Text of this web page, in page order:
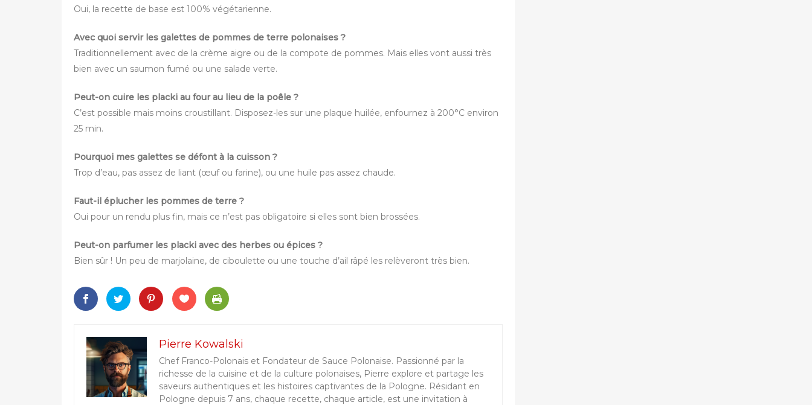
Oui, la recette de base est 100% végétarienne.
Avec quoi servir les galettes de pommes de terre polonaises ?
Traditionnellement avec de la crème aigre ou de la compote de pommes. Mais elles vont aussi très
bien avec un saumon fumé ou une salade verte.
Peut-on cuire les placki au four au lieu de la poêle ?
C’est possible mais moins croustillant. Disposez-les sur une plaque huilée, enfournez à 200°C environ
25 min.
Pourquoi mes galettes se défont à la cuisson ?
Trop d’eau, pas assez de liant (œuf ou farine), ou une huile pas assez chaude.
Faut-il éplucher les pommes de terre ?
Oui pour un rendu plus fin, mais ce n’est pas obligatoire si elles sont bien brossées.
Peut-on parfumer les placki avec des herbes ou épices ?
Bien sûr ! Un peu de marjolaine, de ciboulette ou une touche d’ail râpé les relèveront très bien.
Pierre Kowalski
Chef Franco-Polonais et Fondateur de Sauce Polonaise. Passionné par la
richesse de la cuisine et de la culture polonaises, Pierre explore et partage les
saveurs authentiques et les histoires captivantes de la Pologne. Résidant en
Pologne depuis 7 ans, chaque recette, chaque article, est une invitation à